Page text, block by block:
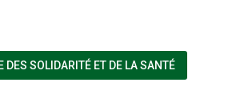
DES SOLIDARITÉ ET DE LA SANTÉ